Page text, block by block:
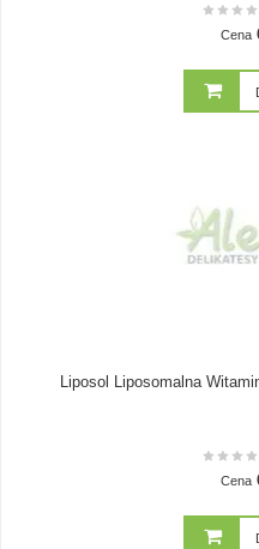
Cena
Liposol Liposomalna
Cena